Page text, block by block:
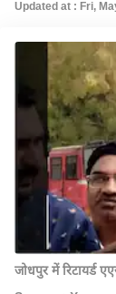
Updated at : Fri,
जोधपुर में रिटायर्ड